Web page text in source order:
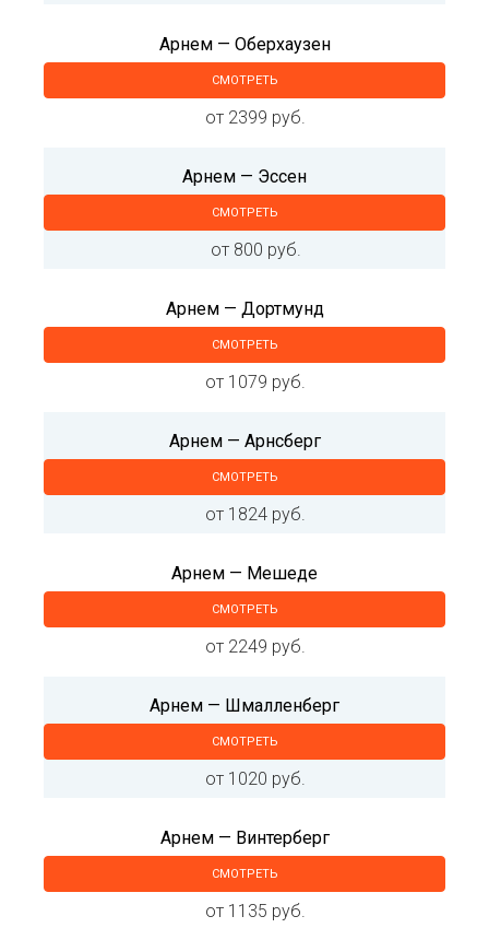
Арнем — Оберхаузен
СМОТРЕТЬ
от 2399 руб.
Арнем — Эссен
СМОТРЕТЬ
от 800 руб.
Арнем — Дортмунд
СМОТРЕТЬ
от 1079 руб.
Арнем — Арнсберг
СМОТРЕТЬ
от 1824 руб.
Арнем — Мешеде
СМОТРЕТЬ
от 2249 руб.
Арнем — Шмалленберг
СМОТРЕТЬ
от 1020 руб.
Арнем — Винтерберг
СМОТРЕТЬ
от 1135 руб.